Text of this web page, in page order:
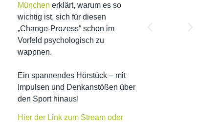
München erklärt, warum es so
wichtig ist, sich für diesen
„Change-Prozess“ schon im
Vorfeld psychologisch zu
wappnen.
Ein spannendes Hörstück – mit
Impulsen und Denkanstößen über
den Sport hinaus!
Hier der Link zum Stream oder